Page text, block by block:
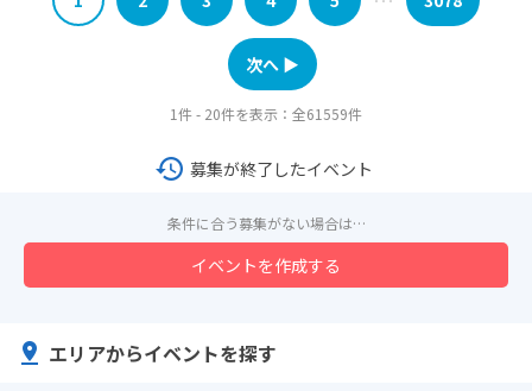
良質な人工芝
対戦相手募集中
次へ ▶︎
1件 - 20件を表示：全61559件
募集が終了したイベント
条件に合う募集がない場合は…
イベントを作成する
エリアからイベントを探す